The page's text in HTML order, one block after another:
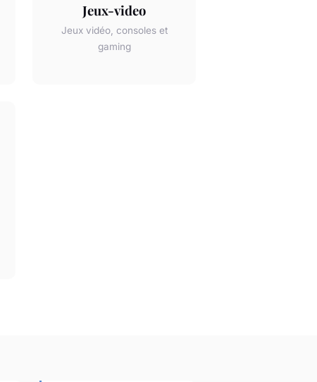
Jeux-video
Jeux vidéo, consoles et
gaming